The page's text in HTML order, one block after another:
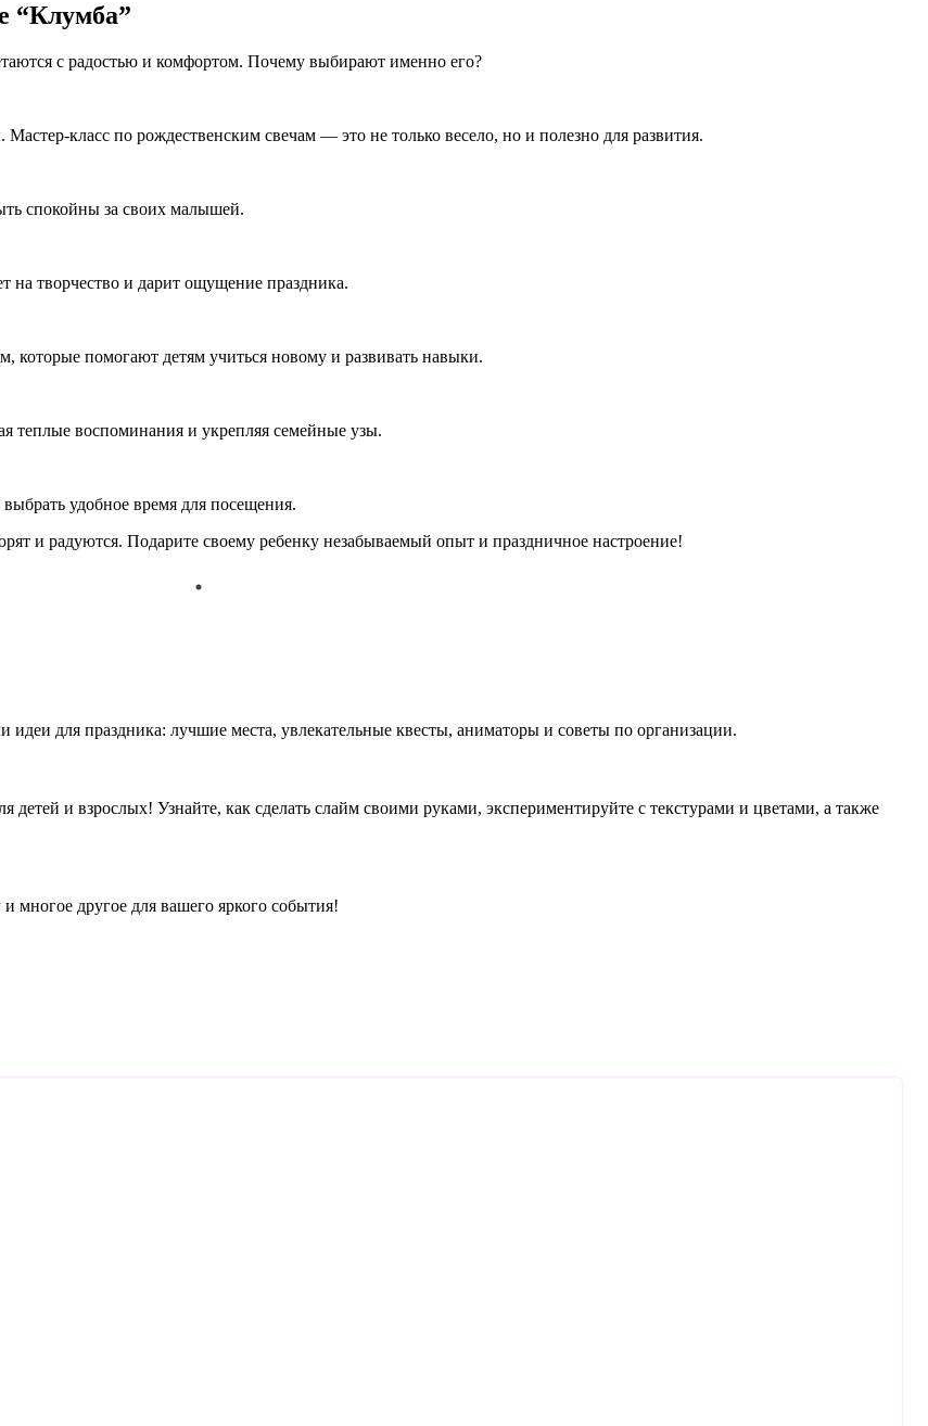
“Клумба”
с радостью и комфортом. Почему выбирают именно его?
класс по рождественским свечам — это не только весело, но и полезно для развития.
спокойны за своих малышей.
на творчество и дарит ощущение праздника.
которые помогают детям учиться новому и развивать навыки.
теплые воспоминания и укрепляя семейные узы.
удобное время для посещения.
и радуются. Подарите своему ребенку незабываемый опыт и праздничное настроение!
для праздника: лучшие места, увлекательные квесты, аниматоры и советы по организации.
и взрослых! Узнайте, как сделать слайм своими руками, экспериментируйте с текстурами и цветами, а также
многое другое для вашего яркого события!